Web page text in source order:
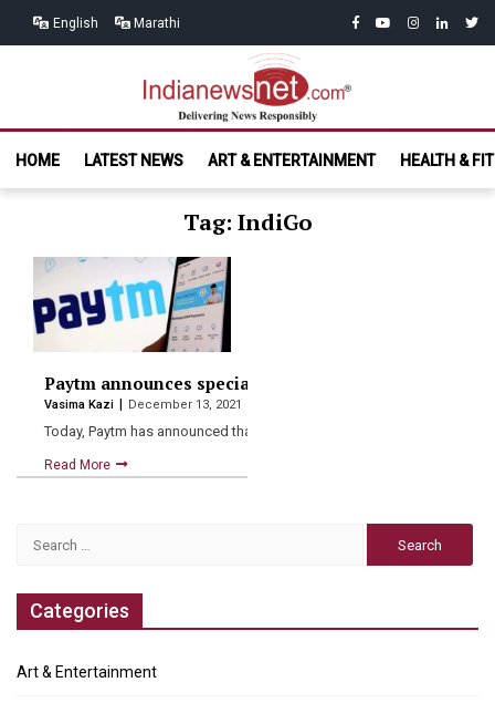
English Marathi facebook
youtubeinstagram
linkedin
India News
Net.com
HOME
LATEST NEWS ART & ENTERTAINMENT HEALTH &
Tag: IndiGo
Paytm announces special flight fares for students,
Vasima Kazi December 13, 2021
Today, Paytm has announced that it has launched special flight…
Read More
Categories
Art & Entertainment